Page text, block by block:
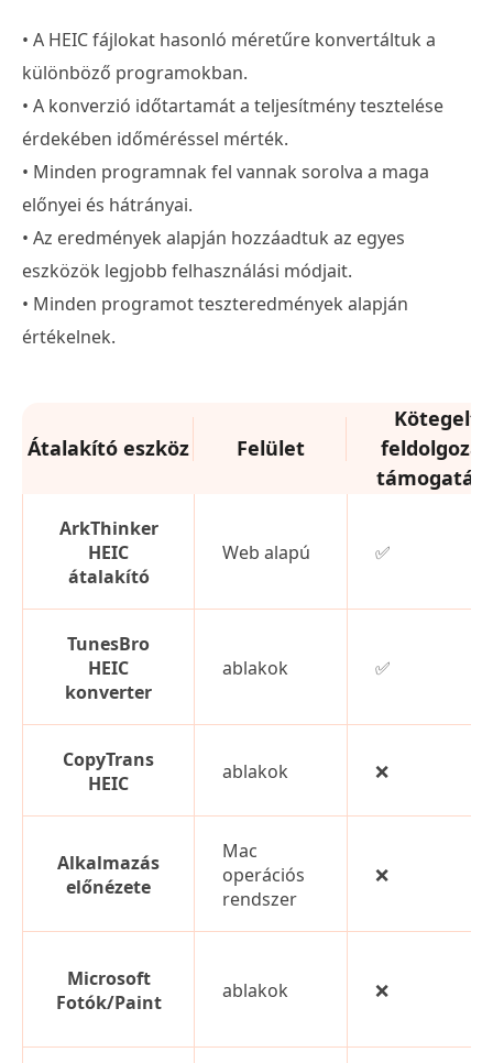
• A HEIC fájlokat hasonló méretűre konvertáltuk a
különböző programokban.
• A konverzió időtartamát a teljesítmény tesztelése
érdekében időméréssel mérték.
• Minden programnak fel vannak sorolva a maga
előnyei és hátrányai.
• Az eredmények alapján hozzáadtuk az egyes
eszközök legjobb felhasználási módjait.
• Minden programot teszteredmények alapján
értékelnek.
Átalakító eszköz Felület
Kötegelt
feldolgozás
ArkThinker
HEIC
átalakító
Web alapú ✅
TunesBro
HEIC
konverter
ablakok ✅
CopyTrans
HEIC
ablakok ❌
Alkalmazás
előnézete
Mac
operációs
rendszer
❌
Microsoft
Fotók/Paint
ablakok ❌